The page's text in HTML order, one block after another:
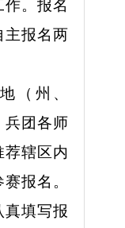
。报名
主报名两
（州、
兵团各师
辖区内
报名。
真填写报